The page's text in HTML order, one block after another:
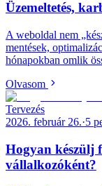
Üzemeltetés,
A weboldal nem
mentések,
hónapokban omlik
Olvasom
Tervezés
2026. február 26.·5
Hogyan készülj
vállalkozóként?